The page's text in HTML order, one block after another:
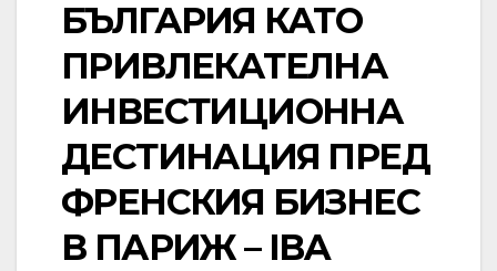
БЪЛГАРИЯ КАТО
ПРИВЛЕКАТЕЛНА
ИНВЕСТИЦИОННА
ДЕСТИНАЦИЯ ПРЕД
ФРЕНСКИЯ БИЗНЕС
В ПАРИЖ – IBA